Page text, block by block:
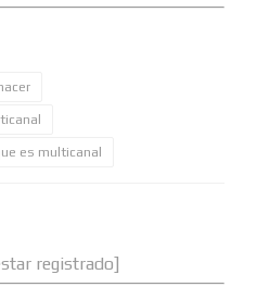
es multicanal
registrado]